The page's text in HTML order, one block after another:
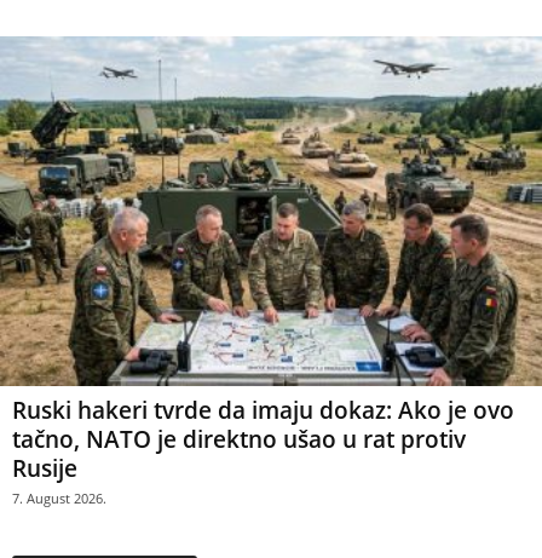
Ruski hakeri tvrde da imaju dokaz: Ako je ovo
tačno, NATO je direktno ušao u rat protiv
Rusije
7. August 2026.